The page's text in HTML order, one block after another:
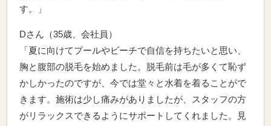
す。」
Dさん（35歳、会社員）
「夏に向けてプールやビーチで自信を持ちたいと思い、
胸と腹部の脱毛を始めました。脱毛前は毛が多くて恥ず
かしかったのですが、今では堂々と水着を着ることがで
きます。施術は少し痛みがありましたが、スタッフの方
がリラックスできるようにサポートしてくれました。見